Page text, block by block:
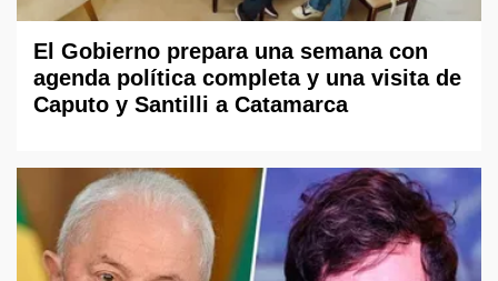
El Gobierno prepara una semana con
agenda política completa y una visita de
Caputo y Santilli a Catamarca